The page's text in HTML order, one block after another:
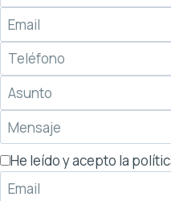
He leído y acepto la